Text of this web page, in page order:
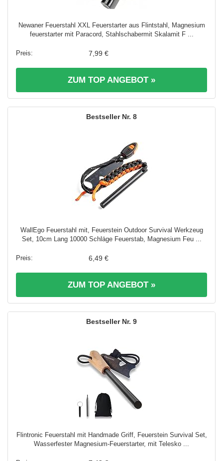
Newaner Feuerstahl XXL Feuerstarter aus Flintstahl, Magnesium
feuerstarter mit Paracord, Stahlschabermit Skalamit F ...
7,99 €
ZUM TOP ANGEBOT »
8
WallEgo Feuerstahl mit, Feuerstein Outdoor Survival Werkzeug
Set, 10cm Lang 10000 Schläge Feuerstab, Magnesium Feu ...
6,49 €
ZUM TOP ANGEBOT »
9
Flintronic Feuerstahl mit Handmade Griff, Feuerstein Survival Set,
Wasserfester Magnesium-Feuerstarter, mit Telesko ...